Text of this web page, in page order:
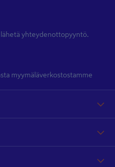
yhteydenottopyyntö.
myymäläverkostostamme